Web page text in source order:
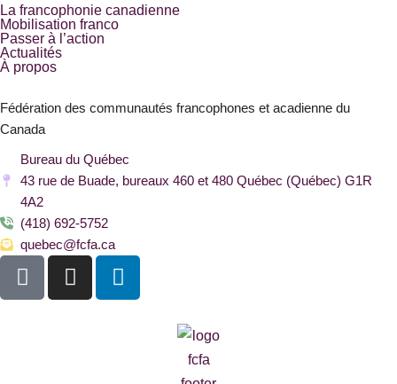
La francophonie canadienne
Mobilisation franco
Passer à l’action
Actualités
À propos
Fédération des communautés francophones et acadienne du
Canada
Bureau du Québec
43 rue de Buade, bureaux 460 et 480 Québec (Québec) G1R
4A2
(418) 692-5752
quebec@fcfa.ca
F
a
I
n
L
i